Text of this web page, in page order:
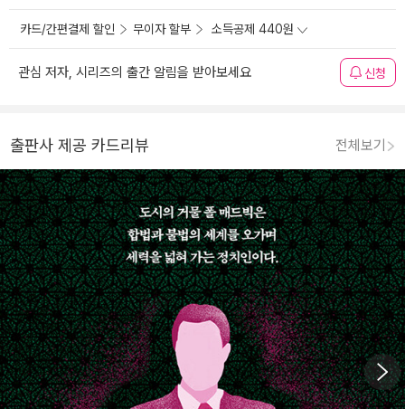
카드/간편결제 할인 무이자 할부 소득공제 440원
관심 저자, 시리즈의 출간 알림을 받아보세요 신청
출판사 제공 카드리뷰 전체보기